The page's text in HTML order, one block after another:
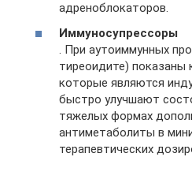
адреноблокаторов.
Иммуносупрессоры
. При аутоиммунных
тиреоидите) показаны
которые являются
быстро улучшают
тяжелых формах
антиметаболиты в
терапевтических